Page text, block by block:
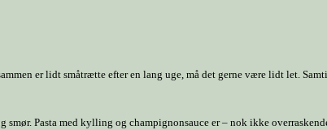
er lidt småtrætte efter en lang uge, må det gerne være lidt let.
Pasta med kylling og champignonsauce er – nok ikke